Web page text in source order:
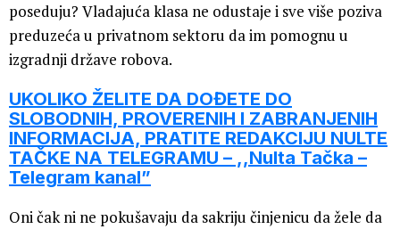
poseduju? Vladajuća klasa ne odustaje i sve više poziva
preduzeća u privatnom sektoru da im pomognu u
izgradnji države robova.
UKOLIKO ŽELITE DA DOĐETE DO
SLOBODNIH, PROVERENIH I ZABRANJENIH
INFORMACIJA, PRATITE REDAKCIJU NULTE
TAČKE NA TELEGRAMU – ,,Nulta Tačka –
Telegram kanal”
Oni čak ni ne pokušavaju da sakriju činjenicu da žele da